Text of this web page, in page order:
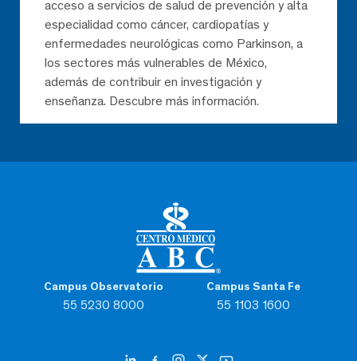
Campus Observatorio
55 5230 8000
Campus Santa Fe
55 1103 1600
acceso a servicios de salud de prevención y alta
especialidad como cáncer, cardiopatías y
enfermedades neurológicas como Parkinson, a
los sectores más vulnerables de México,
además de contribuir en investigación y
enseñanza. Descubre más información.